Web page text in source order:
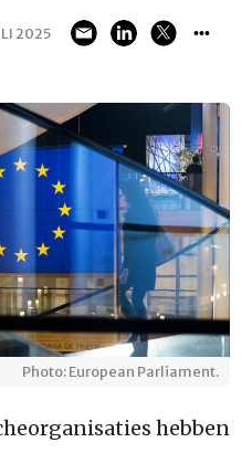
2025
Photo: European Parliament.
hebben